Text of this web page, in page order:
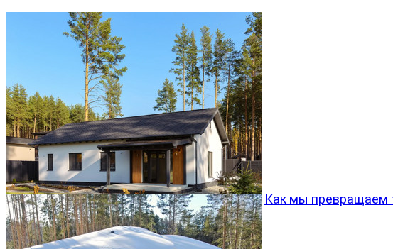
Как мы превращаем